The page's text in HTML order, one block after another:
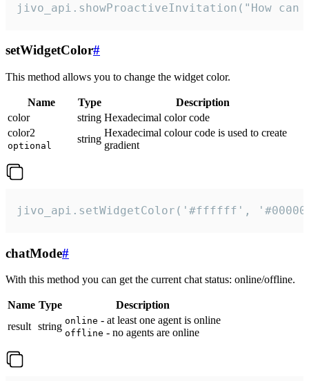
jivo_api.showProactiveInvitation("How
setWidgetColor#
This method allows you to change the widget color.
Name Type
Description
color
string Hexadecimal color code
color2
optional
string
Hexadecimal colour code is used to create
gradient
jivo_api.setWidgetColor('#ffffff',
chatMode#
With this method you can get the current chat status: online/offline.
Name Type
Description
result string online - at least one agent is online
offline - no agents are online